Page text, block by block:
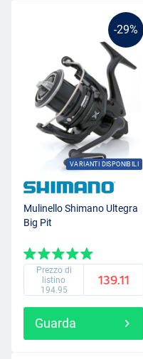
-29%
VARIANTI DISPONIBILI
Mulinello Shimano Ultegra
Big Pit
Prezzo di
listino
194.95
139.11
Guarda